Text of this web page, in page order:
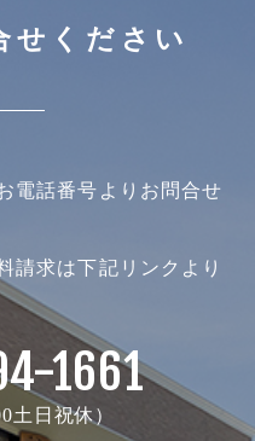
せください
電話番号よりお問合せ
請求は下記リンクより
1661
土日祝休）